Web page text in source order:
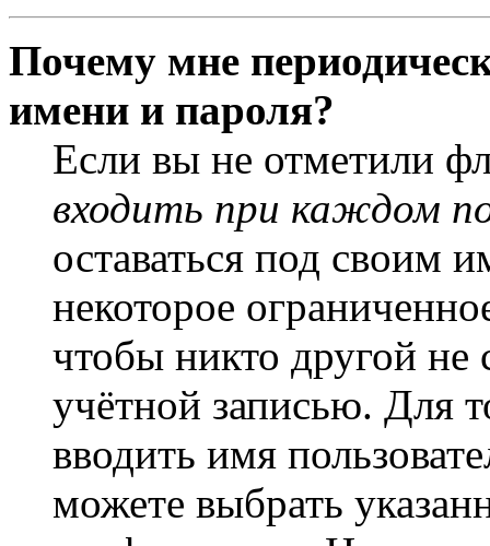
Почему мне
имени и пароля?
Если вы не отметили
входить при каждом
оставаться под своим
некоторое
чтобы никто другой не
учётной записью. Для
вводить имя
можете выбрать